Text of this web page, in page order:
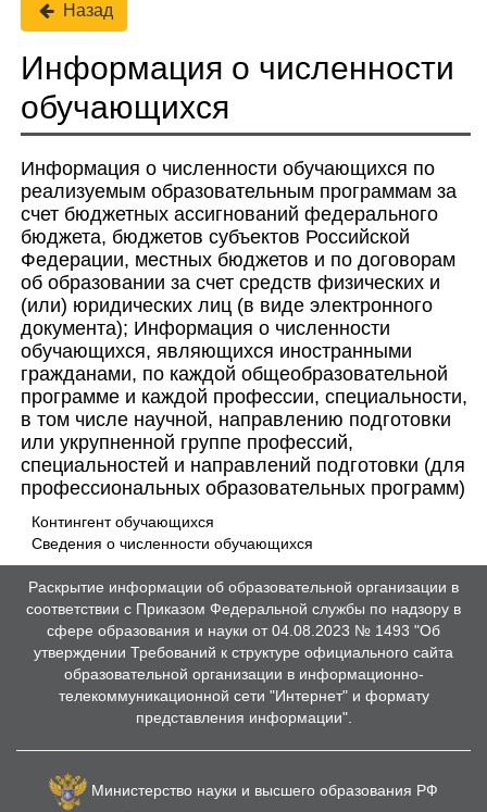
Назад
Информация о численности
обучающихся
Информация о численности обучающихся по
реализуемым образовательным программам за
счет бюджетных ассигнований федерального
бюджета, бюджетов субъектов Российской
Федерации, местных бюджетов и по договорам
об образовании за счет средств физических и
(или) юридических лиц (в виде электронного
документа); Информация о численности
обучающихся, являющихся иностранными
гражданами, по каждой общеобразовательной
программе и каждой профессии, специальности,
в том числе научной, направлению подготовки
или укрупненной группе профессий,
специальностей и направлений подготовки (для
профессиональных образовательных программ)
Контингент обучающихся
Сведения о численности обучающихся
Раскрытие информации об образовательной организации в
соответствии с Приказом Федеральной службы по надзору в
сфере образования и науки от 04.08.2023 № 1493 "Об
утверждении Требований к структуре официального сайта
образовательной организации в информационно-
телекоммуникационной сети "Интернет" и формату
представления информации".
Министерство науки и высшего образования РФ